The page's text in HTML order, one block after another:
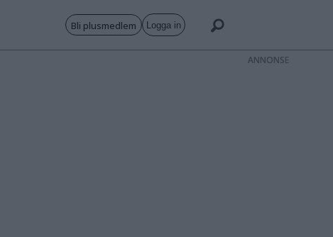
Bli plusmedlem Logga in
ANNONS